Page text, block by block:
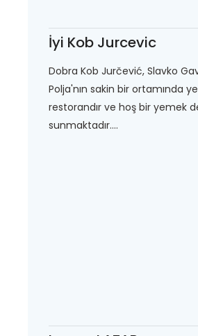
İyi Kob Jurcevic
Dobra Kob Jurčević, Slavko
Polja'nın sakin bir ortamında
restorandır ve hoş bir yemek
sunmaktadır....